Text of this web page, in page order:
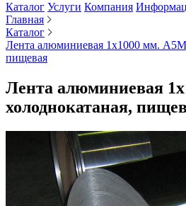
Каталог Услуги Компания
Главная
Каталог
Лента алюминиевая 1х1000 мм.
пищевая
Лента алюминиевая
холоднокатаная,